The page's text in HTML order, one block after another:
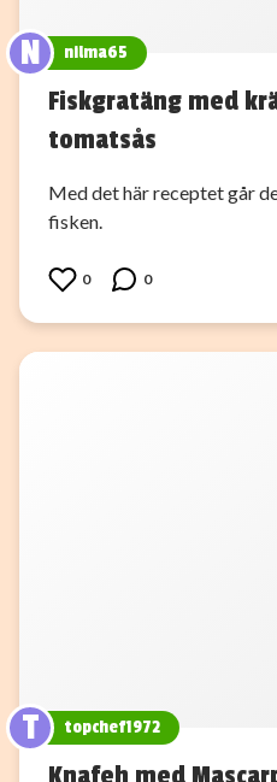
N nilma65
Fiskgratäng med
tomatsås
Med det här receptet går
fisken.
0 0
T topchef1972
Knafeh med